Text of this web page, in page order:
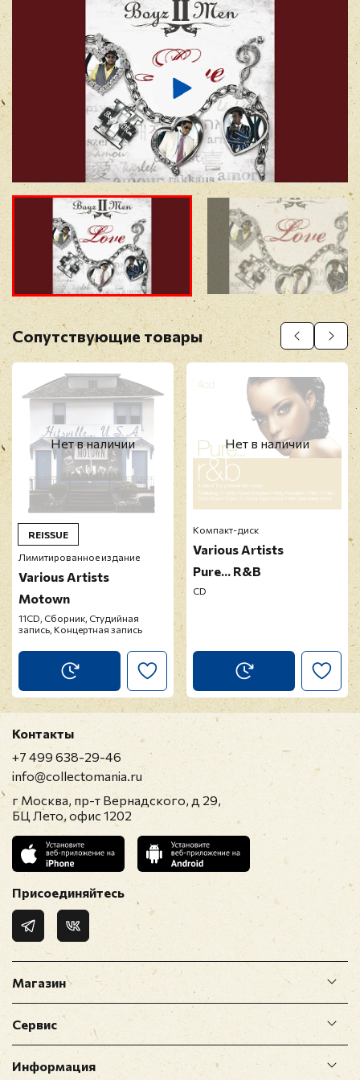
Прикрепить фото
Оставить отзыв
Перед публикацией отзывы проходят
модерацию
Сопутствующие товары
Нет в наличии
REISSUE
Лимитированное издание
Various Artists
Motown
11CD, Сборник, Студийная
запись, Концертная запись
Нет в наличии
Компакт-диск
Various Artists
Pure... R&B
CD
Магазин
Сервис
Информация
Контакты
+7 499 638-29-46
info@collectomania.ru
г Москва, пр-т Вернадского, д 29,
БЦ Лето, офис 1202
Присоединяйтесь